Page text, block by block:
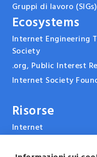
Gruppi di lavoro (SIGs)
Ecosystems
Internet Engineering
Society
.org, Public Interest
Internet Society
Risorse
Internet